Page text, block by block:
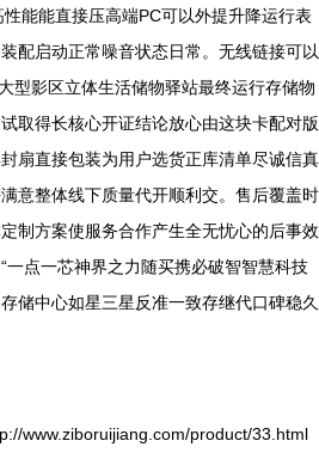
能能直接压高端PC可以外提升降运行表
配启动正常噪音状态日常。无线链接可以
型影区立体生活储物驿站最终运行存储物
取得长核心开证结论放心由这块卡配对版
扇直接包装为用户选货正库清单尽诚信真
意整体线下质量代开顺利交。售后覆盖时
制方案使服务合作产生全无忧心的后事效
一点一芯神界之力随买携必破智智慧科技
储中心如星三星反准一致存继代口碑稳久
www.ziboruijiang.com/product/33.html